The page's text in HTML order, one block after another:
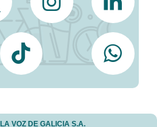
VOZ DE GALICIA S.A.